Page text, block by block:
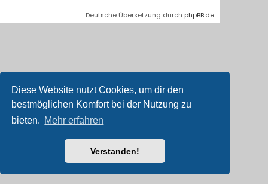
Diese Website nutzt Cookies, um dir den
bestmöglichen Komfort bei der Nutzung zu
bieten. Mehr erfahren
Verstanden!
Deutsche Übersetzung durch phpBB.de